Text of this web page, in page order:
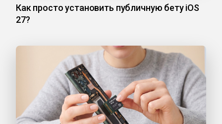
Как просто установить публичную бету iOS
27?